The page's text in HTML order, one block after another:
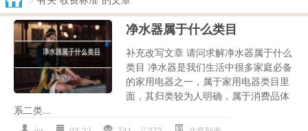
净水器属于什么类目
补充改写文章 请问求解净水器属于什么
类目 净水器是我们生活中很多家庭必备
的家用电器之一，属于家用电器类目里
面，其归类较为人明确，属于消费品体
系二类...